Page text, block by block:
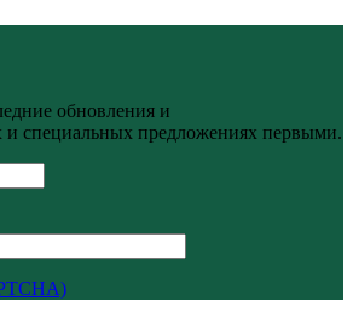
обновления и
и специальных предложениях первыми.